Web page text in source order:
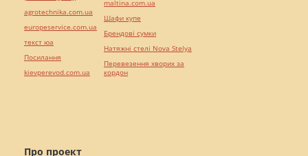
Про проект
agrotechnika.com.ua
europeservice.com.ua
текст юа
Посилання
kievperevod.com.ua
maltina.com.ua
Шафи купе
Брендові сумки
Натяжні стелі Nova Stelya
Перевезення хворих за
кордон